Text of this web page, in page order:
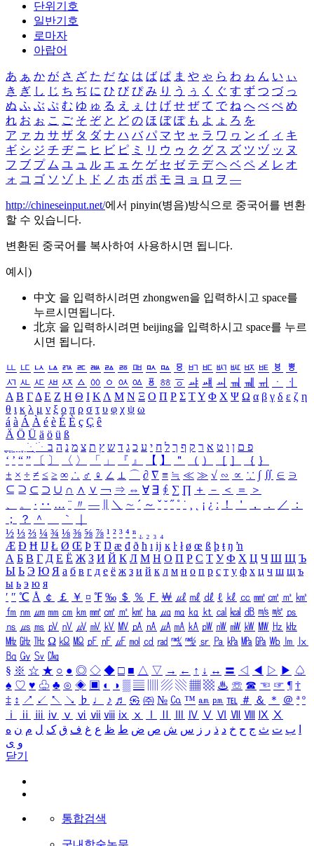
단위기호
일반기호
로마자
아랍어
あ ぁ か が さ ざ た だ な は ば ぱ ま や ゃ ら わ ゎ ん い ぃ
き ぎ し じ ち ぢ に ひ び ぴ み り う ぅ く ぐ す ず つ づ っ
ぬ ふ ぶ ぷ む ゆ ゅ る え ぇ け げ せ ぜ て で ね へ べ ぺ め
れ お ぉ こ ご そ ぞ と ど の ほ ぼ ぽ も よ ょ ろ を
ア ァ カ サ ザ タ ダ ナ ハ バ パ マ ヤ ャ ラ ワ ヮ ン イ ィ キ
ギ シ ジ チ ヂ ニ ヒ ビ ピ ミ リ ウ ゥ ク グ ス ズ ツ ヅ ッ ヌ
フ ブ プ ム ユ ュ ル エ ェ ケ ゲ セ ゼ テ デ ヘ ベ ペ メ レ オ
ォ コ ゴ ソ ゾ ト ド ノ ホ ボ ポ モ ヨ ョ ロ ヲ ―
http://chineseinput.net/에서 pinyin(병음)방식으로 중국어를 변환
할 수 있습니다.
변환된 중국어를 복사하여 사용하시면 됩니다.
예시)
中文 을 입력하시려면 zhongwen을 입력하시고 space를
누르시면됩니다.
北京 을 입력하시려면 beijing을 입력하시고 space를 누르
시면 됩니다.
ㅥ ㅦ ㅧ ㅨ ㅩ ㅪ ㅫ ㅬ ㅭ ㅮ ㅯ ㅰ ㅱ ㅲ ㅳ ㅴ ㅵ ㅶ ㅷ ㅸ
ㅹ
ㅺ ㅻ ㅼ ㅽ ㅾ ㅿ ㆀ ㆁ ㆂ ㆃ ㆄ ㆅ ㆆ ㆇ ㆈ ㆉ ㆊ ㆋ ㆌ ㆍ
ㆎ
Α Β ΓΔ Ε Ζ Η Θ Ι ΚΛ Μ Ν Ξ Ο Π Ρ Σ ΤΥ Φ Χ Ψ Ω α β γ δ ε ζ η
θ ι κ λ μ ν ξ ο π ρ σ τ υ φ χ ψ ω
á à Á À é è É È ç Ç ê
Ä Ö Ü ä ö ü ß
ִֶֹ ֻּ ׁׂ פ ם ן ו ט א ר ק ף ך ל ח י ע כ ג ד ש ץ ת צ מ נ ה ב
‘ ’ “ ” 〔 〕 〈 〉 「 」 『 』 【 】 ＂ （ ） ［ ］ ｛ ｝
± × ÷ ≠ ≤ ≥ ∞ ∴ ♂ ♀ ∠ ⊥ ⌒ ∂ ∇ ≡ ≒ ≪ ≫ √ ∽ ∝ ∵ ∫ ∬ ∈ ∋
⊆ ⊇ ⊂ ⊃ ∪ ∩ ∧ ∨ ￢ ⇒ ⇔ ∀ ∃ ∮ ∑ ∏ ＋ － ＜ ＝
＞
、
。 · ‥ … ¨ 〃 ― ＼ ∼ ´ ～ ˇ ˘ ˝ ˚ ˙ ¸ ¡ ¿ ː ！ ＇ ， ． ／
：
；
？ ＾ ｀
½ ⅓ ⅔ ¼ ¾ ⅛ ⅜ ⅝ ⅞ ¹ ² ³ ⁴ ⁿ ₁ ₂ ₃ ₄
Æ Ð Ħ Ĳ Ł Ø Œ Þ Ŧ Ŋ æ đ ð ħ ı ĳ ĸ ŀ ł ø œ ß þ ŧ ŋ ŉ
А Б В Г Д Е Ё Ж З И Й К Л М Н О П Р С Т У Ф Х Ц Ч Ш Щ Ъ
Ы Ь Э Ю Я а б в г д е ё ж з и й к л м н о п р с т у ф х ц ч ш щ ъ
ы ь э ю я
′ ″ ℃ Å ￠ ￡ ￥ ¤ ℉ ‰ ＄ ％ Ｆ ￦ ㎕ ㎖ ㎗ ℓ ㎘ ㏄ ㎣ ㎤ ㎥ ㎦
㎙ ㎚ ㎛ ㎜ ㎝ ㎞ ㎟ ㎠ ㎡ ㎢ ㏊ ㎍ ㎎ ㎏ ㏏ ㎈ ㎉ ㏈ ㎧ ㎨ ㎰
㎱ ㎲ ㎳ ㎴ ㎵ ㎶ ㎷ ㎸ ㎹ ㎀ ㎁ ㎂ ㎃ ㎄ ㎺ ㎻ ㎽ ㎾ ㎿ ㎐ ㎑
㎒ ㎓ ㎔ Ω ㏀ ㏁ ㎊ ㎋ ㎌ ㏖ ㏅ ㎭ ㎮ ㎯ ㏛ ㎩ ㎪ ㎫ ㎬ ㏝ ㏐
㏓
㏃ ㏉ ㏜ ㏆
§ ※ ☆ ★ ○ ● ◎ ◇ ◆ □ ■ △ ▽ → ← ↑ ↓ ↔ 〓 ◁ ◀ ▷ ▶ ♤
♠ ♡ ♥ ♧ ♣ ⊙ ◈ ▣ ◐ ◑ ▒ ▤ ▨ ▧ ▦ ▩ ♨ ☏ ☎ ☜ ☞ ¶ †
‡ ↕ ↗ ↙ ↖ ↘ ♭ ♩ ♪ ♬ ㉿ ㈜ № ㏇ ™ ㏂ ㏘ ℡ ＃ ＆ ＊ ＠ ª º
ⅰ
ⅱ ⅲ ⅳ ⅴ ⅵ ⅶ ⅷ ⅸ ⅹ Ⅳ Ⅴ Ⅵ Ⅶ Ⅷ Ⅸ Ⅹ
ب ت ث ج ح خ د ذ ر ز س ش ص ض ط ظ ع غ ف ق ک ل م ن ه
و ی
닫기
통합검색